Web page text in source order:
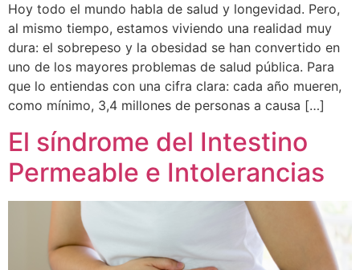
Hoy todo el mundo habla de salud y longevidad. Pero,
al mismo tiempo, estamos viviendo una realidad muy
dura: el sobrepeso y la obesidad se han convertido en
uno de los mayores problemas de salud pública. Para
que lo entiendas con una cifra clara: cada año mueren,
como mínimo, 3,4 millones de personas a causa […]
El síndrome del Intestino
Permeable e Intolerancias